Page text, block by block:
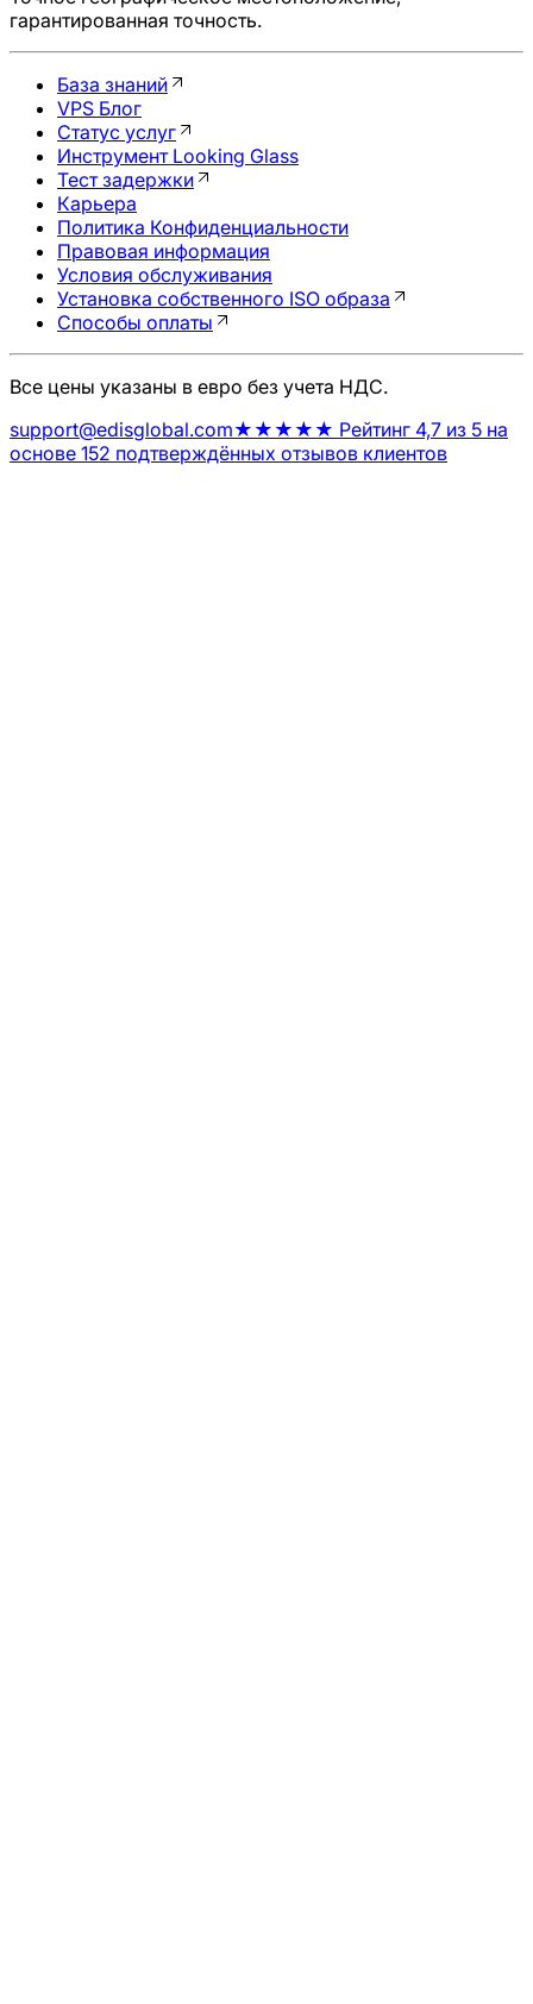
гарантированная точность.
База знаний
VPS Блог
Статус услуг
Инструмент Looking Glass
Тест задержки
Карьера
Политика Конфиденциальности
Правовая информация
Условия обслуживания
Установка собственного ISO образа
Способы оплаты
Все цены указаны в евро без учета НДС.
support@edisglobal.com★★★★★ Рейтинг 4,7 из 5 на
основе 152 подтверждённых отзывов клиентов